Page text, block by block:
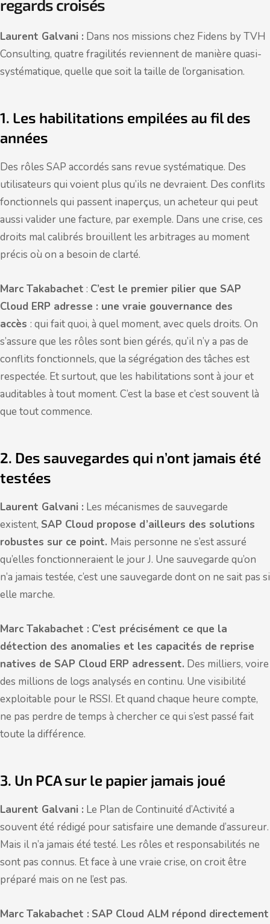
regards croisés
Laurent Galvani : Dans nos missions chez Fidens by TVH
Consulting, quatre fragilités reviennent de manière quasi-
systématique, quelle que soit la taille de l’organisation.
1. Les habilitations empilées au fil des
années
Des rôles SAP accordés sans revue systématique. Des
utilisateurs qui voient plus qu’ils ne devraient. Des conflits
fonctionnels qui passent inaperçus, un acheteur qui peut
aussi valider une facture, par exemple. Dans une crise, ces
droits mal calibrés brouillent les arbitrages au moment
précis où on a besoin de clarté.
Marc Takabachet : C’est le premier pilier que SAP
Cloud ERP adresse : une vraie gouvernance des
accès : qui fait quoi, à quel moment, avec quels droits. On
s’assure que les rôles sont bien gérés, qu’il n’y a pas de
conflits fonctionnels, que la ségrégation des tâches est
respectée. Et surtout, que les habilitations sont à jour et
auditables à tout moment. C’est la base et c’est souvent là
que tout commence.
2. Des sauvegardes qui n’ont jamais été
testées
Laurent Galvani : Les mécanismes de sauvegarde
existent, SAP Cloud propose d’ailleurs des solutions
robustes sur ce point. Mais personne ne s’est assuré
qu’elles fonctionneraient le jour J. Une sauvegarde qu’on
n’a jamais testée, c’est une sauvegarde dont on ne sait pas si
elle marche.
Marc Takabachet : C’est précisément ce que la
détection des anomalies et les capacités de reprise
natives de SAP Cloud ERP adressent. Des milliers, voire
des millions de logs analysés en continu. Une visibilité
exploitable pour le RSSI. Et quand chaque heure compte,
ne pas perdre de temps à chercher ce qui s’est passé fait
toute la différence.
3. Un PCA sur le papier jamais joué
Laurent Galvani : Le Plan de Continuité d’Activité a
souvent été rédigé pour satisfaire une demande d’assureur.
Mais il n’a jamais été testé. Les rôles et responsabilités ne
sont pas connus. Et face à une vraie crise, on croit être
préparé mais on ne l’est pas.
Marc Takabachet : SAP Cloud ALM répond directement